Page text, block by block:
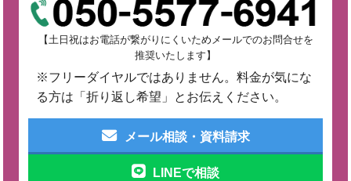
【土日祝はお電話が繋がりにくいためメールでのお問合せを
推奨いたします】
※フリーダイヤルではありません。料金が気にな
る方は「折り返し希望」とお伝えください。
メール相談・資料請求
LINEで相談